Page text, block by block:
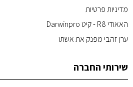
מדיניות פרטיות
האאודי R8 - קיט Darwinpro
ערן זהבי מפנק את אשתו
שירותי החברה